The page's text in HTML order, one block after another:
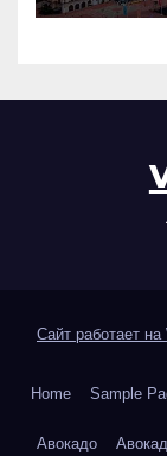
Сайт работает на
Home Sample
Авокадо